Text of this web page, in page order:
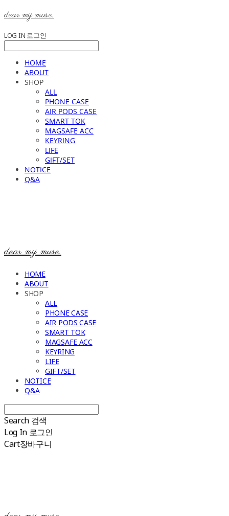
dear my muse.
LOG IN 로그인
HOME
ABOUT
SHOP
ALL
PHONE CASE
AIR PODS CASE
SMART TOK
MAGSAFE ACC
KEYRING
LIFE
GIFT/SET
NOTICE
Q&A
dear my muse.
HOME
ABOUT
SHOP
ALL
PHONE CASE
AIR PODS CASE
SMART TOK
MAGSAFE ACC
KEYRING
LIFE
GIFT/SET
NOTICE
Q&A
Search 검색
Log In 로그인
Cart장바구니